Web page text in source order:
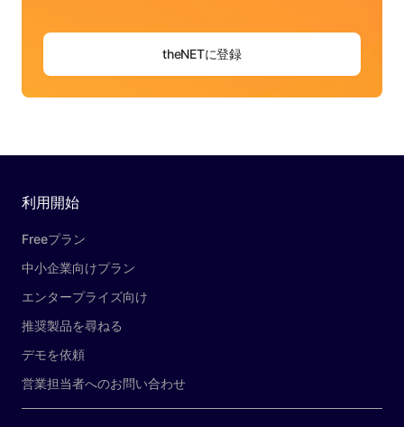
theNETに登録
利用開始
Freeプラン
中小企業向けプラン
エンタープライズ向け
推奨製品を尋ねる
デモを依頼
営業担当者へのお問い合わせ